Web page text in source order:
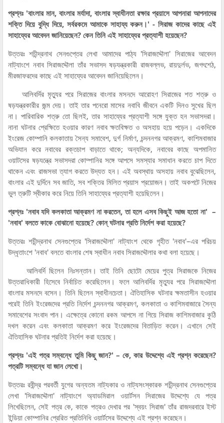
প্রশ্নঃ 'বাংলার মান, বাংলার মর্যাদা, বাংলার স্বাধীনতা রক্ষার প্রয়াসে আপনারা আপনাদের
শক্তি দিয়ে বুদ্ধি দিয়ে, সর্বরকমে আমাকে সাহায্য করুন।' - সিরাজ কাদের কাছে এই
সাহায্যের আবেদন জানিয়েছেন? কেন তিনি এই সাহায্যের প্রত্যাশী হয়েছেন?
উত্তরঃ শচীন্দ্রনাথ সেনগুপ্তের লেখা আমাদের পাঠ্য 'সিরাজদ্দৌলা' সিরাজের আবেদন
নাট্যাংশে নবাব সিরাজদ্দৌলা তাঁর সভাসদ ষড়যন্ত্রকারী রাজবল্লভ, রায়দুর্লভ, জগৎশেঠ,
মীরজাফরদের কাছে এই সাহায্যের আবেদন জানিয়েছিলেন।
আলিবর্দির মৃত্যুর পরে সিরাজের বাংলার মসনদে আরোহণ সিরাজের শত শত্রু ও
ষড়যন্ত্রকারীর জন্ম দেয়। তাই তার পনেরো মাসের নবাবি জীবনে একটি দিনও সুখের ছিল
না। পারিবারিক শত্রু তো ছিলই, তার সাহায্যের প্রত্যাশী সঙ্গে যুক্ত হন সভাসদরা।
নানা ঘটনার প্রেক্ষিতে হওয়ার কারণ নবাব ক্ষতবিক্ষত ও অসহায় হয়ে পড়েন। একদিকে
ইংরেজ কোম্পানি কলকাতায় সৈন্য সমাবেশ, দুর্গ নির্মাণ, চন্দননগর আক্রমণ, কাশিমবাজার
অভিযান করে নবাবের রক্তচাপ বাড়াতে থাকে; অন্যদিকে, নবাবের কাছে অপমানিত
ওয়াটসের ষড়যন্ত্রে সভাসদরা কোম্পানির সঙ্গে আপসে সমস্যার সমাধান করতে চাপ দিতে
থাকেন এবং রাজসভা ত্যাগ করতে উদ্যত হন। এই অবস্থায় অসহায় নবাব বুঝেছিলেন,
বাংলার এই দুর্দিনে সব জাতি, সব শক্তির মিলিত প্রয়াস প্রয়োজন। তাই অকপটে নিজের
ভুল ত্রুটি স্বীকার করে নিয়ে তিনি সাহায্যের প্রত্যাশী হয়েছিলেন।
প্রশ্নঃ 'নবাব যদি কলকাতা আক্রমণ না করতেন, তা হলে এসব কিছুই আজ হতো না' –
'নবাব' বলতে কাকে বোঝানো হয়েছে? কোন্ ঘটনার প্রতি নির্দেশ করা হয়েছে?
উত্তরঃ শচীন্দ্রনাথ সেনগুপ্তের 'সিরাজদ্দৌলা' নাট্যাংশ থেকে গৃহীত 'নবাব'–এর পরিচয়
উদ্ধৃতাংশে 'নবাব' বলতে বাংলার শেষ স্বাধীন নবাব সিরাজদ্দৌলার কথা বলা হয়েছে।
আলিবর্দি ছিলেন নিঃসন্তান। তাই তিনি ছোটো মেয়ের পুত্র সিরাজকে নিজের
উত্তরাধিকারী হিসেবে নির্বাচিত করেছিলেন। ফলে আলিবর্দির মৃত্যুর পরে সিরাজদ্দৌলা
বাংলার মসনদে বসেন। তিনি ছিলেন স্বাধীনচেতা। ঐতিহাসিক ঘটনার ক্ষমতাসীন হওয়ার
পরেই তিনি ইংরেজদের প্রতি নির্দেশ চন্দননগর আক্রমণ, কলকাতা ও কাশিমবাজারে সৈন্য
সমাবেশের সংবাদ পান। এক্ষেত্রে কোনো রকম আপসে না গিয়ে সিরাজ কাশিমবাজার কুঠি
দখল করেন এবং কলকাতা আক্রমণ করে ইংরেজদের বিতাড়িত করেন। এখানে সেই
ঐতিহাসিক ঘটনার প্রতিই নির্দেশ করা হয়েছে।
প্রশ্নঃ 'এই পত্র সম্বন্ধে তুমি কিছু জান?' – কে, কার উদ্দেশ্যে এই প্রশ্ন করেছেন?
পত্রটি সম্বন্ধে যা জান লেখো।
উত্তরঃ রবীন্দ্র পরবর্তী যুগের অন্যতম নাট্যকার ও নাট্যসংস্কারক শচীন্দ্রনাথ সেনগুপ্তের
লেখা 'সিরাজদ্দৌলা' নাট্যাংশে অ্যাডমিরাল ওয়ার্টসন সিরাজের উদ্দেশ্যে যে পত্র
লিখেছিলেন, সেই পত্র কে, কাকে পত্রও দেখার পর 'স্বয়ং সিরাজ' তাঁর রাজদরবারে ইস্ট
ইন্ডিয়া কোম্পানির প্রেরিত প্রতিনিধি ওয়ার্টসের উদ্দেশ্যে এই প্রশ্ন করেছেন।